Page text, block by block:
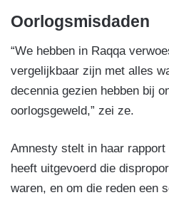
Oorlogsmisdaden
“We hebben in Raqqa
vergelijkbaar zijn met alles
decennia gezien hebben bij
oorlogsgeweld,” zei ze.
Amnesty stelt in haar
heeft uitgevoerd die
waren, en om die reden een